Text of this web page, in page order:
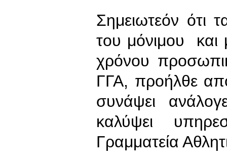
Σημειωτεόν ότι
του μόνιμου και
χρόνου
ΓΓΑ, προήλθε
συνάψει
καλύψει
Γραμματεία